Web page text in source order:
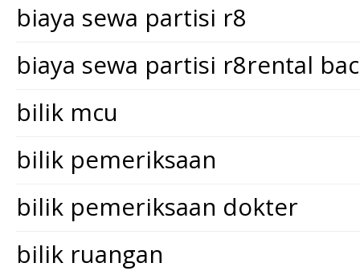
biaya sewa partisi r8
biaya sewa partisi r8rental
bilik mcu
bilik pemeriksaan
bilik pemeriksaan dokter
bilik ruangan